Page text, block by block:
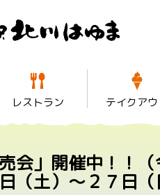
レストラン テイクアウ
売会」開催中！！
（土）～２７日